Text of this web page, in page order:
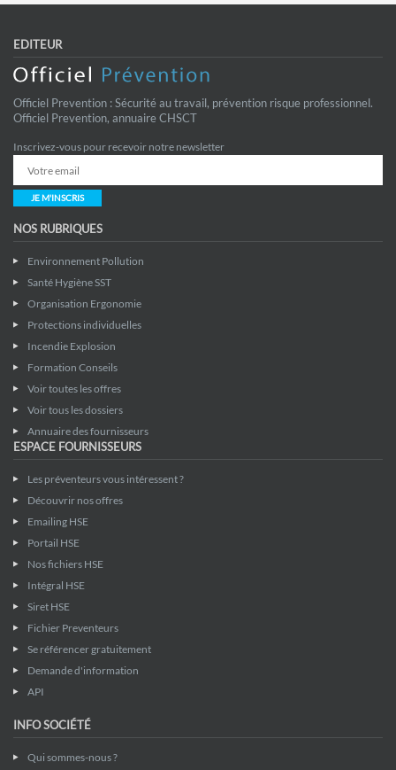
EDITEUR
Officiel Prevention : Sécurité au travail, prévention risque professionnel.
Officiel Prevention, annuaire CHSCT
Inscrivez-vous pour recevoir notre newsletter
JE M'INSCRIS
NOS RUBRIQUES
Environnement Pollution
Santé Hygiène SST
Organisation Ergonomie
Protections individuelles
Incendie Explosion
Formation Conseils
Voir toutes les offres
Voir tous les dossiers
Annuaire des fournisseurs
ESPACE FOURNISSEURS
Les préventeurs vous intéressent ?
Découvrir nos offres
Emailing HSE
Portail HSE
Nos fichiers HSE
Intégral HSE
Siret HSE
Fichier Preventeurs
Se référencer gratuitement
Demande d'information
API
INFO SOCIÉTÉ
Qui sommes-nous ?